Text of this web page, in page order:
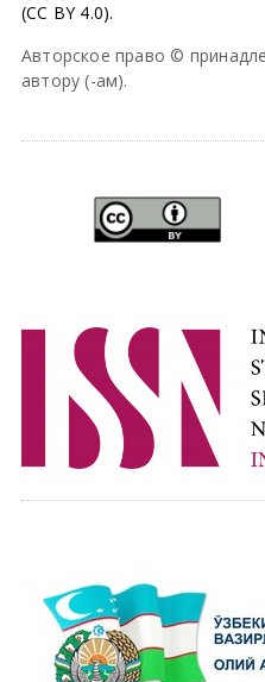
(CC BY 4.0).
Авторское право ©
автору (-ам).